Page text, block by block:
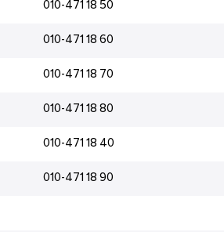
010-471 18 50
010-471 18 60
010-471 18 70
010-471 18 80
010-471 18 40
010-471 18 90